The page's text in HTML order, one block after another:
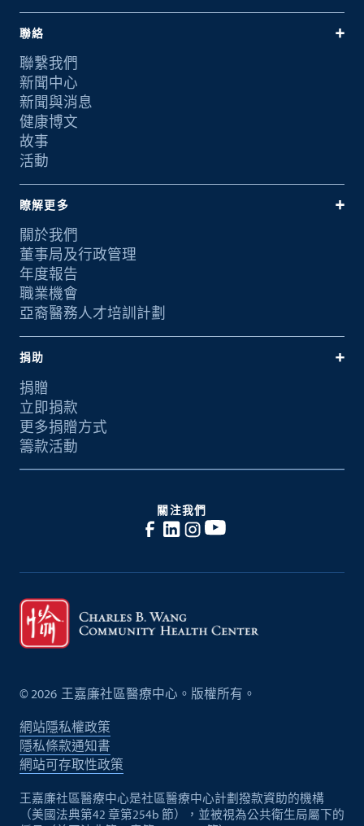
聯絡
聯繫我們
新聞中心
新聞與消息
健康博文
故事
活動
瞭解更多
關於我們
董事局及行政管理
年度報告
職業機會
亞裔醫務人才培訓計劃
捐助
捐贈
立即捐款
更多捐贈方式
籌款活動
關注我們
© 2026 王嘉廉社區醫療中心。版權所有。
網站隱私權政策
隱私條款通知書
網站可存取性政策
王嘉廉社區醫療中心是社區醫療中心計劃撥款資助的機構
（美國法典第42 章第254b 節），並被視為公共衛生局屬下的